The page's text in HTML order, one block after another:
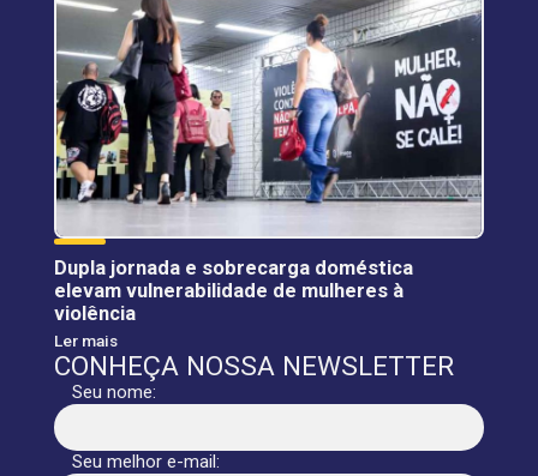
Dupla jornada e sobrecarga doméstica
elevam vulnerabilidade de mulheres à
violência
Ler mais
CONHEÇA NOSSA NEWSLETTER
Seu nome:
Seu melhor e-mail: